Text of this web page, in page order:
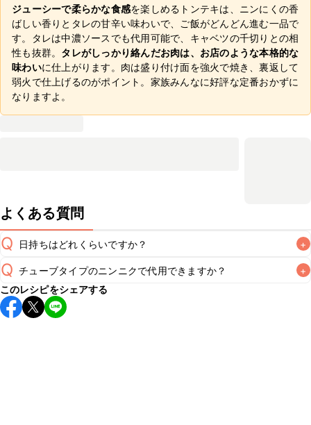
ジューシーで柔らかな食感を楽しめるトンテキは、ニンにくの香
ばしい香りとタレの甘辛い味わいで、ご飯がどんどん進む一品で
す。タレは中濃ソースでも代用可能で、キャベツの千切りとの相
性も抜群。 タレがしっかり絡んだお肉は、お店のような本格的な
味わいに仕上がります。肉は盛り付け面を強火で焼き、裏返して
弱火で仕上げるのがポイント。家族みんなに好評な定番おかずに
なりますよ。
よくある質問
Q 日持ちはどれくらいですか？ +
A
保存期間は冷蔵で翌日中が目安です。なるべくお早めにお召
し上がりください。
※日持ちは目安です。
Q チューブタイプのニンニクで代用できますか？ +
A
チューブタイプのニンニクを使用してもお作りいただけま
す。小さじ1/2を目安に加え、お好みの風味になるようご調節
このレシピをシェアする